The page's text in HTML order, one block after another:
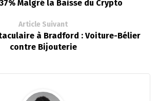
Malgré la Baisse du Crypto
Article Suivant
à Bradford : Voiture-Bélier
contre Bijouterie